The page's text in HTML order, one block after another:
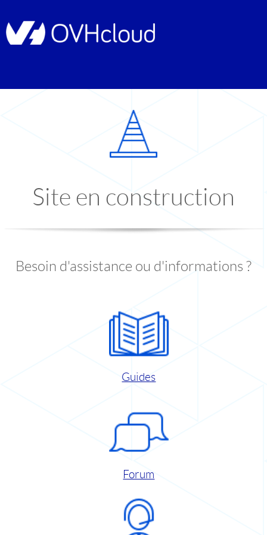
Site en construction
Besoin d'assistance ou d'informations ?
Guides
Forum